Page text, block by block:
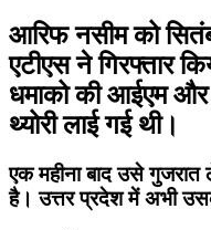
आरिफ नसीम को
एटीएस ने गिरफ्तार
धमाको की आईएम और
थ्योरी लाई गई थी।
एक महीना बाद उसे
है। उत्तर प्रदेश में अभी